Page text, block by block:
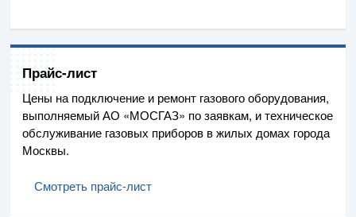
Прайс-лист
Цены на подключение и ремонт газового оборудования,
выполняемыйАО «МОСГАЗ» по заявкам, и техническое
обслуживание газовых приборов в жилых домах города
Москвы.
Смотреть прайс-лист